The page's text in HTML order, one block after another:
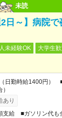
未読
2日～】病院
未経験OK 大学生
日勤時給1400円）
あり
支給 ■ガソリン代も